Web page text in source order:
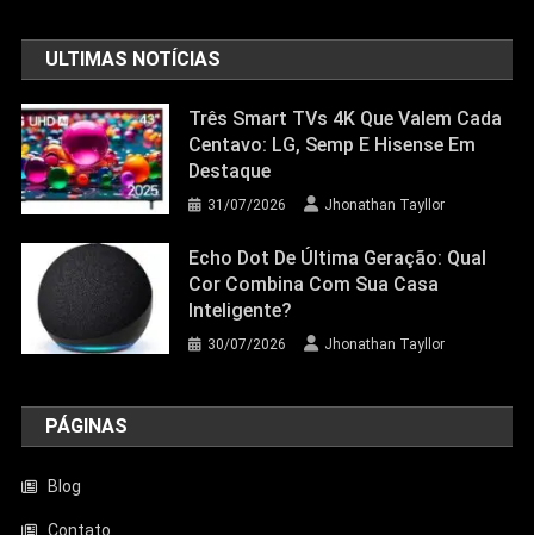
ULTIMAS NOTÍCIAS
Três Smart TVs 4K Que Valem Cada
Centavo: LG, Semp E Hisense Em
Destaque
31/07/2026 Jhonathan Tayllor
Echo Dot De Última Geração: Qual
Cor Combina Com Sua Casa
Inteligente?
30/07/2026 Jhonathan Tayllor
PÁGINAS
Blog
Contato